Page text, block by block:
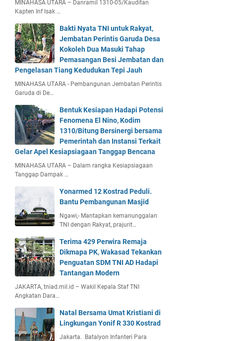
MINAHASA UTARA – Danramil 1310-05/Kauditan
Kapten Inf Isak …
Bakti Nyata TNI untuk Rakyat,
Jembatan Perintis Garuda Desa
Kokoleh Dua Masuki Tahap
Pemasangan Besi Jembatan dan
Pengelasan Tiang Kedudukan Tepi Jauh
MINAHASA UTARA - Pembangunan Jembatan Perintis
Garuda di De…
Bentuk Kesiapan Hadapi Potensi
Fenomena El Nino, Kodim
1310/Bitung Bersinergi bersama
Pemerintah dan Instansi Terkait
Gelar Apel Kesiapsiagaan Tanggap Bencana
MINAHASA UTARA – Dalam rangka Kesiapsiagaan
Tanggap Dampak …
Yonarmed 12 Kostrad Peduli.
Bantu Pembangunan Masjid
Ngawi,- Mantapkan kemanunggalan
TNI dengan Rakyat, prajurit…
Terima 429 Perwira Remaja
Dikmapa PK, Wakasad Tekankan
Penguatan SDM TNI AD Hadapi
Tantangan Modern
JAKARTA, tniad.mil.id – Wakil Kepala Staf TNI
Angkatan Dara…
Natal Bersama Umat Kristiani di
Lingkungan Yonif R 330 Kostrad
Jakarta. Batalyon Infanteri Para